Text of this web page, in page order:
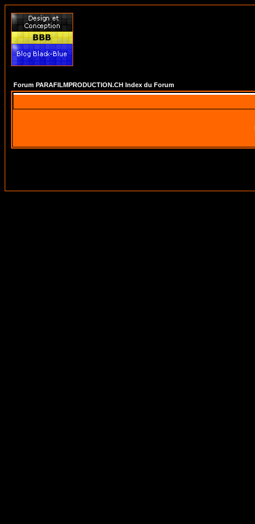
Forum PARAFILMPRODUCTION.CH Index du Forum